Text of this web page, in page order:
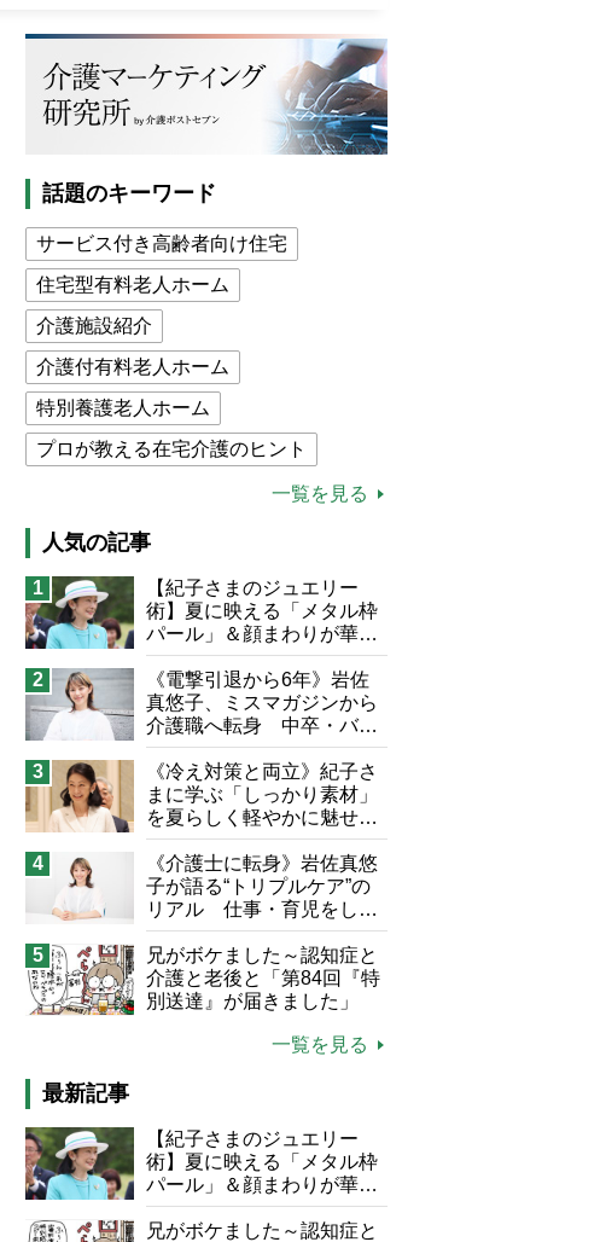
まだ1年経ったばかりの建物は清潔でホテルのよう
話題のキーワード
サービス付き高齢者向け住宅
住宅型有料老人ホーム
介護施設紹介
介護付有料老人ホーム
特別養護老人ホーム
プロが教える在宅介護のヒント
介護食
高木ブー
ケアマネジャー
猫が母になつきません
息子の遠距離介護サバイバル術
兄がボケました
便利なサービス
予防法
一覧を見る
人気の記事
1
【紀子さまのジュエリー
術】夏に映える「メタル枠
パール」＆顔まわりが華や
ぐ「揺れる一粒」の使い分
け方
2
《電撃引退から6年》岩佐
真悠子、ミスマガジンから
介護職へ転身 中卒・バイ
ト経験ゼロの彼女が見つけ
た“居場所”「社会の役に立
ちながら自分らしくいられ
る」
3
《冷え対策と両立》紀子さ
まに学ぶ「しっかり素材」
を夏らしく軽やかに魅せる
3つの着こなし法則
4
《介護士に転身》岩佐真悠
子が語る“トリプルケア”の
リアル 仕事・育児をしな
がら96歳の義祖母と同居し
て介護 プロだから言える
「家での介護は“雑”でも気
にしない」
5
兄がボケました～認知症と
介護と老後と「第84回『特
別送達』が届きました」
一覧を見る
最新記事
【紀子さまのジュエリー
術】夏に映える「メタル枠
パール」＆顔まわりが華や
ぐ「揺れる一粒」の使い分
け方
兄がボケました～認知症と